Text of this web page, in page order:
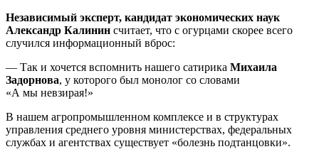
Независимый эксперт, кандидат экономических наук
Александр Калинин считает, что с огурцами скорее всего
случился информационный вброс:
— Так и хочется вспомнить нашего сатирика Михаила
Задорнова, у которого был монолог со словами
«А мы невзирая!»
В нашем агропромышленном комплексе и в структурах
управления среднего уровня министерствах, федеральных
службах и агентствах существует «болезнь подтанцовки».